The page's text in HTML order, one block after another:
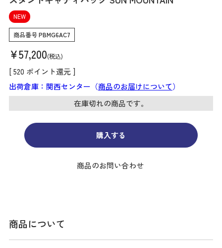
NEW
商品番号PBMG6AC7
¥57,200 税込
[520 ポイント還元 ]
出荷倉庫：関西センター（商品のお届けについて）
在庫切れの商品です。
購入する
商品のお問い合わせ
商品について